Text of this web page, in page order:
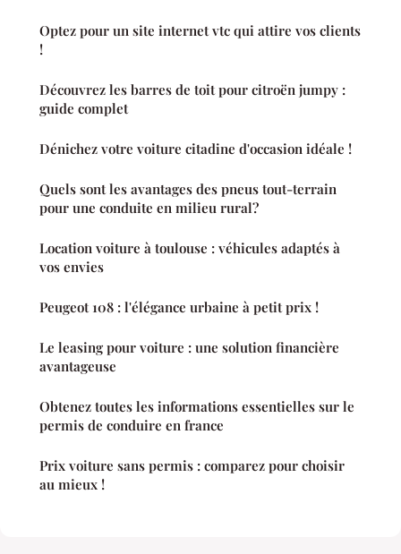
Optez pour un site internet vtc qui attire vos clients
!
Découvrez les barres de toit pour citroën jumpy :
guide complet
Dénichez votre voiture citadine d'occasion idéale !
Quels sont les avantages des pneus tout-terrain
pour une conduite en milieu rural?
Location voiture à toulouse : véhicules adaptés à
vos envies
Peugeot 108 : l'élégance urbaine à petit prix !
Le leasing pour voiture : une solution financière
avantageuse
Obtenez toutes les informations essentielles sur le
permis de conduire en france
Prix voiture sans permis : comparez pour choisir
au mieux !